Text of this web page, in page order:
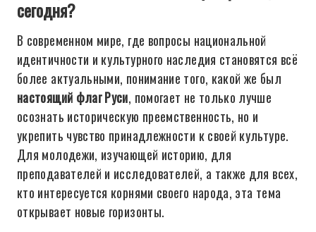
сегодня?
В современном мире, где вопросы национальной
идентичности и культурного наследия становятся всё
более актуальными, понимание того, какой же был
настоящий флаг Руси, помогает не только лучше
осознать историческую преемственность, но и
укрепить чувство принадлежности к своей культуре.
Для молодежи, изучающей историю, для
преподавателей и исследователей, а также для всех,
кто интересуется корнями своего народа, эта тема
открывает новые горизонты.